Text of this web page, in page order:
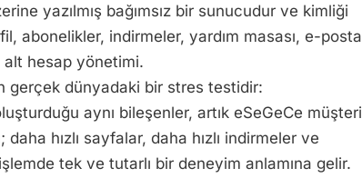
yazılmış bağımsız bir sunucudur ve kimliği
abonelikler, indirmeler, yardım masası, e-posta
alt hesap yönetimi.
gerçek dünyadaki bir stres testidir:
aynı bileşenler, artık eSeGeCe müşteri
hızlı sayfalar, daha hızlı indirmeler ve
tek ve tutarlı bir deneyim anlamına gelir.